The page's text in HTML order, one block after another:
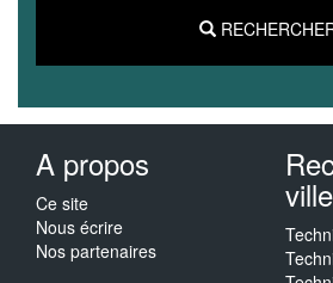
A propos
Ce site
Nous écrire
Nos partenaires
ville